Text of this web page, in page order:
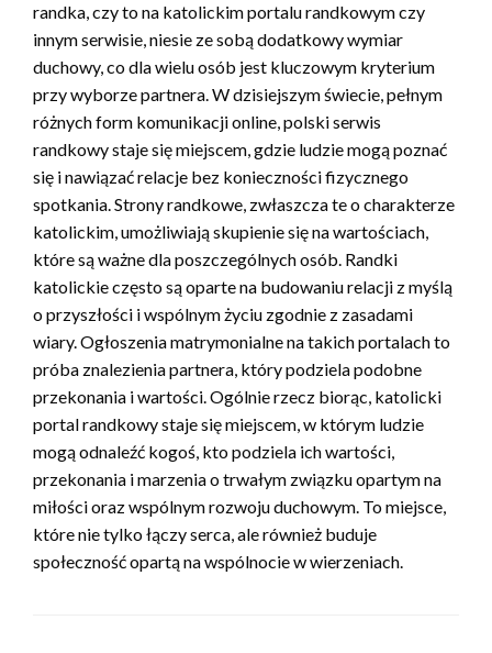
randka, czy to na katolickim portalu randkowym czy
innym serwisie, niesie ze sobą dodatkowy wymiar
duchowy, co dla wielu osób jest kluczowym kryterium
przy wyborze partnera. W dzisiejszym świecie, pełnym
różnych form komunikacji online, polski serwis
randkowy staje się miejscem, gdzie ludzie mogą poznać
się i nawiązać relacje bez konieczności fizycznego
spotkania. Strony randkowe, zwłaszcza te o charakterze
katolickim, umożliwiają skupienie się na wartościach,
które są ważne dla poszczególnych osób. Randki
katolickie często są oparte na budowaniu relacji z myślą
o przyszłości i wspólnym życiu zgodnie z zasadami
wiary. Ogłoszenia matrymonialne na takich portalach to
próba znalezienia partnera, który podziela podobne
przekonania i wartości. Ogólnie rzecz biorąc, katolicki
portal randkowy staje się miejscem, w którym ludzie
mogą odnaleźć kogoś, kto podziela ich wartości,
przekonania i marzenia o trwałym związku opartym na
miłości oraz wspólnym rozwoju duchowym. To miejsce,
które nie tylko łączy serca, ale również buduje
społeczność opartą na wspólnocie w wierzeniach.